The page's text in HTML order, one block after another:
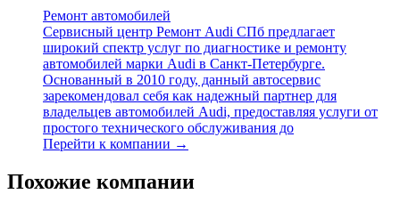
Ремонт автомобилей
Сервисный центр Ремонт Audi СПб предлагает
широкий спектр услуг по диагностике и ремонту
автомобилей марки Audi в Санкт-Петербурге.
Основанный в 2010 году, данный автосервис
зарекомендовал себя как надежный партнер для
владельцев автомобилей Audi, предоставляя услуги от
простого технического обслуживания до
Перейти к компании →
Похожие компании